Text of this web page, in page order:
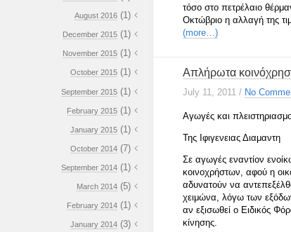
τόσο στο πετρέλαιο
Οκτώβριο η αλλαγή της
(more…)
Απλήρωτα
July 11, 2011/ No
Αγωγές και
Της Ιφιγενειας Διαμαντη
Σε αγωγές εναντίον
κοινοχρήστων, αφού η
αδυνατούν να
χειμώνα, λόγω των
αν εξισωθεί ο Ειδικός
κίνησης.
August 2016(1)
December 2015(1)
November 2015(1)
October 2015(1)
September 2015(1)
February 2015(1)
January 2015(1)
October 2014(7)
September 2014(1)
March 2014(5)
February 2014(1)
January 2014(3)